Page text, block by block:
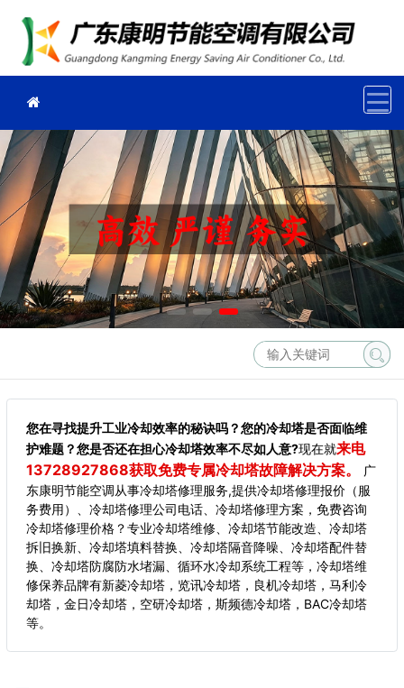
您在寻找提升工业冷却效率的秘诀吗？您的冷却塔是否面临维
护难题？您是否还在担心冷却塔效率不尽如人意?现在就来电
13728927868获取免费专属冷却塔故障解决方案。
广
东康明节能空调从事冷却塔修理服务,提供冷却塔修理报价（服
务费用）、冷却塔修理公司电话、冷却塔修理方案，免费咨询
冷却塔修理价格？专业冷却塔维修、冷却塔节能改造、冷却塔
拆旧换新、冷却塔填料替换、冷却塔隔音降噪、冷却塔配件替
换、冷却塔防腐防水堵漏、循环水冷却系统工程等，冷却塔维
修保养品牌有新菱冷却塔，览讯冷却塔，良机冷却塔，马利冷
却塔，金日冷却塔，空研冷却塔，斯频德冷却塔，BAC冷却塔
等。